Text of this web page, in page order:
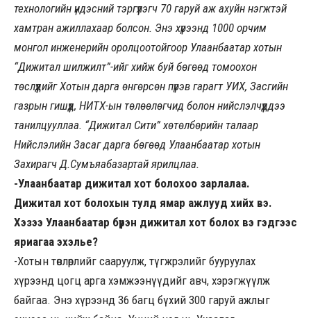
технологийн үндэсний тэргүүлэгч 70 гаруй аж ахуйн нэгжтэй
хамтран ажиллахаар болсон. Энэ хүрээнд 1000 орчим
монгол инженерийн оролцоотойгоор Улаанбаатар хотын
“Дижитал шилжилт”-ийг хийж буй бөгөөд томоохон
төслүүдийг Хотын дарга өнгөрсөн пүрэв гарагт УИХ, Засгийн
газрын гишүүд, НИТХ-ын төлөөлөгчид болон нийслэлчүүддээ
танилцууллаа. “Дижитал Сити” хөтөлбөрийн талаар
Нийслэлийн Засаг дарга бөгөөд Улаанбаатар хотын
Захирагч Д.Сумъяабазартай ярилцлаа.
-Улаанбаатар дижитал хот болохоо зарлалаа.
Дижитал хот болохын тулд ямар ажлууд хийх вэ.
Хэзээ Улаанбаатар бүрэн дижитал хот болох вэ гэдгээс
яриагаа эхэлье?
-Хотын төвлөрлийг сааруулж, түгжрэлийг бууруулах
хүрээнд цогц арга хэмжээнүүдийг авч, хэрэгжүүлж
байгаа. Энэ хүрээнд 36 багц бүхий 300 гаруй ажлыг